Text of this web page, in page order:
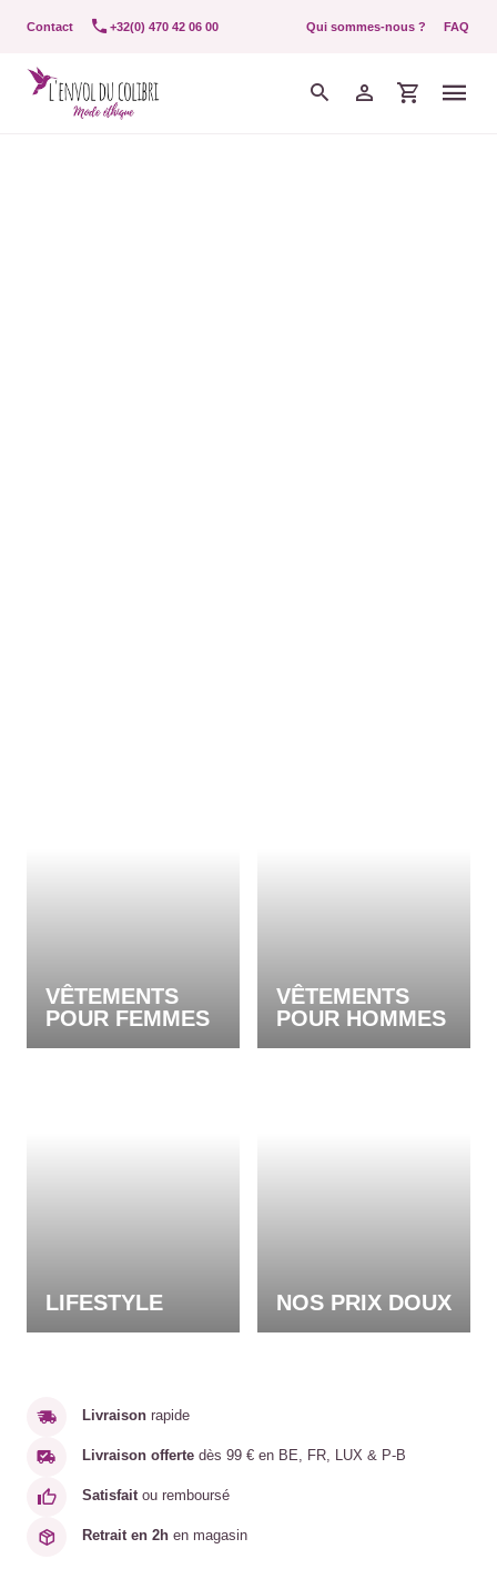
Contact +32(0) 470 42 06 00 Qui sommes-nous ? FAQ
VÊTEMENTS
POUR FEMMES
VÊTEMENTS
POUR HOMMES
LIFESTYLE NOS PRIX DOUX
Livraison rapide
Livraison offerte dès 99 € en BE, FR, LUX & P-B
Satisfaitou remboursé
Retrait en 2h en magasin